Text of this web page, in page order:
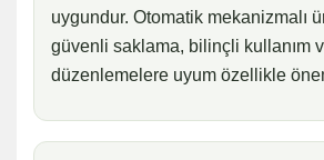
uygundur. Otomatik mekanizmalı
güvenli saklama, bilinçli kullanım
düzenlemelere uyum özellikle